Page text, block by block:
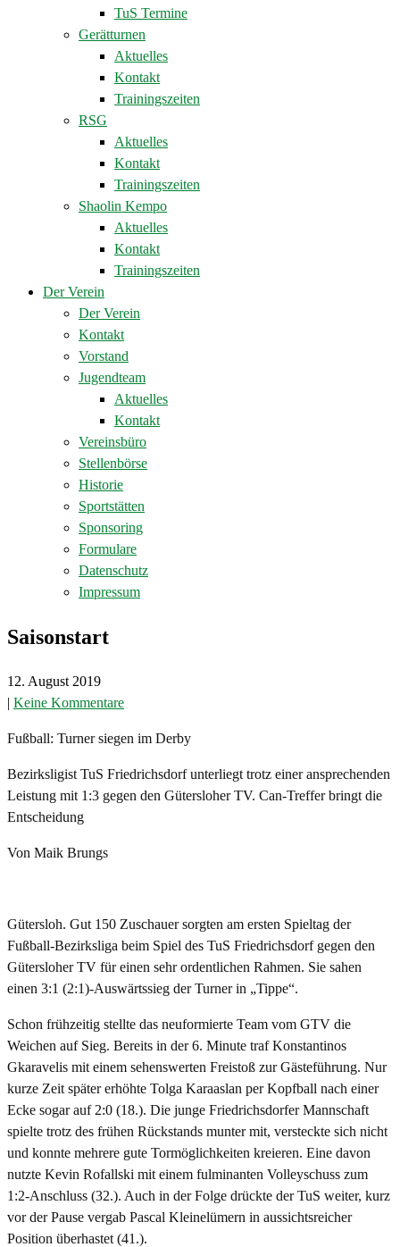
TuS Termine
Gerätturnen
Aktuelles
Kontakt
Trainingszeiten
RSG
Aktuelles
Kontakt
Trainingszeiten
Shaolin Kempo
Aktuelles
Kontakt
Trainingszeiten
Der Verein
Der Verein
Kontakt
Vorstand
Jugendteam
Aktuelles
Kontakt
Vereinsbüro
Stellenbörse
Historie
Sportstätten
Sponsoring
Formulare
Datenschutz
Impressum
Saisonstart
12. August 2019
| Keine Kommentare
Fußball: Turner siegen im Derby
Bezirksligist TuS Friedrichsdorf unterliegt trotz einer ansprechenden
Leistung mit 1:3 gegen den Gütersloher TV. Can-Treffer bringt die
Entscheidung
Von Maik Brungs
Gütersloh. Gut 150 Zuschauer sorgten am ersten Spieltag der
Fußball-Bezirksliga beim Spiel des TuS Friedrichsdorf gegen den
Gütersloher TV für einen sehr ordentlichen Rahmen. Sie sahen
einen 3:1 (2:1)-Auswärtssieg der Turner in „Tippe“.
Schon frühzeitig stellte das neuformierte Team vom GTV die
Weichen auf Sieg. Bereits in der 6. Minute traf Konstantinos
Gkaravelis mit einem sehenswerten Freistoß zur Gästeführung. Nur
kurze Zeit später erhöhte Tolga Karaaslan per Kopfball nach einer
Ecke sogar auf 2:0 (18.). Die junge Friedrichsdorfer Mannschaft
spielte trotz des frühen Rückstands munter mit, versteckte sich nicht
und konnte mehrere gute Tormöglichkeiten kreieren. Eine davon
nutzte Kevin Rofallski mit einem fulminanten Volleyschuss zum
1:2-Anschluss (32.). Auch in der Folge drückte der TuS weiter, kurz
vor der Pause vergab Pascal Kleinelümern in aussichtsreicher
Position überhastet (41.).